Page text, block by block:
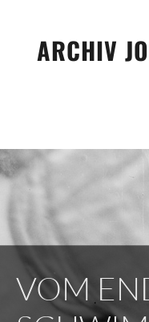
contentARCHIV
VOM